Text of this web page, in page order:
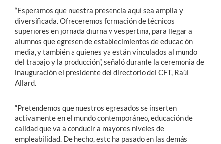
“Esperamos que nuestra presencia aquí sea amplia y
diversificada. Ofreceremos formación de técnicos
superiores en jornada diurna y vespertina, para llegar a
alumnos que egresen de establecimientos de educación
media, y también a quienes ya están vinculados al mundo
del trabajo y la producción”, señaló durante la ceremonia de
inauguración el presidente del directorio del CFT, Raúl
Allard.
“Pretendemos que nuestros egresados se inserten
activamente en el mundo contemporáneo, educación de
calidad que va a conducir a mayores niveles de
empleabilidad. De hecho, esto ha pasado en las demás